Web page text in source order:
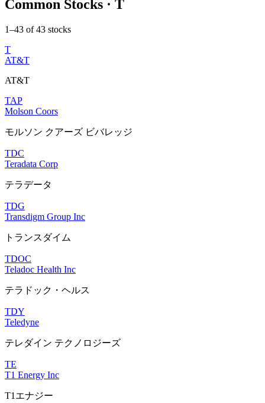
Common Stocks · T
1–43 of 43 stocks
T
AT&T
AT&T
TAP
Molson Coors
モルソン クアーズ ビバレッジ
TDC
Teradata Corp
テラデータ
TDG
Transdigm Group Inc
トランスダイム
TDOC
Teladoc Health Inc
テラドック・ヘルス
TDY
Teledyne
テレダイン テクノロジーズ
TE
T1 Energy Inc
T1エナジー